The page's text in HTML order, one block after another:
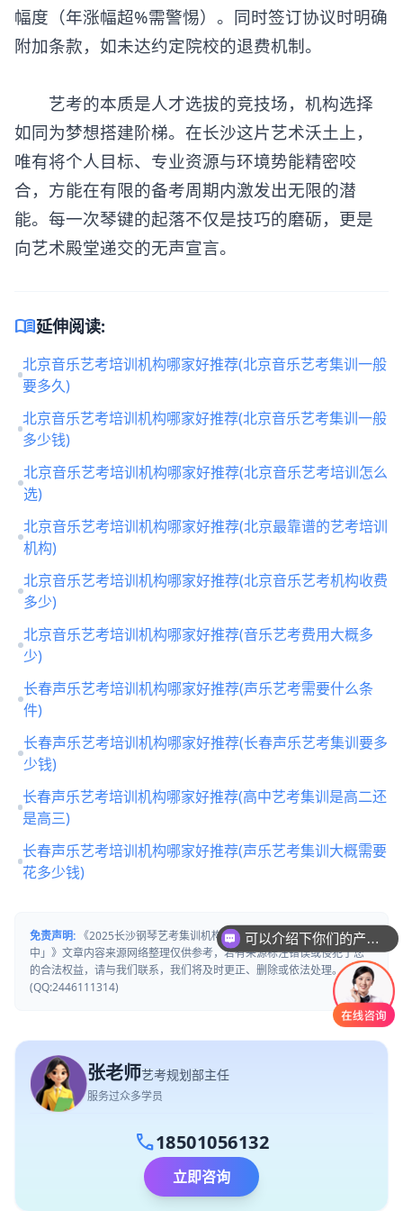
幅度（年涨幅超%需警惕）。同时签订协议时明确
附加条款，如未达约定院校的退费机制。
艺考的本质是人才选拔的竞技场，机构选择
如同为梦想搭建阶梯。在长沙这片艺术沃土上，
唯有将个人目标、专业资源与环境势能精密咬
合，方能在有限的备考周期内激发出无限的潜
能。每一次琴键的起落不仅是技巧的磨砺，更是
向艺术殿堂递交的无声宣言。
menu_book延伸阅读:
北京音乐艺考培训机构哪家好推荐(北京音乐艺考集训一般
要多久)
北京音乐艺考培训机构哪家好推荐(北京音乐艺考集训一般
多少钱)
北京音乐艺考培训机构哪家好推荐(北京音乐艺考培训怎么
选)
北京音乐艺考培训机构哪家好推荐(北京最靠谱的艺考培训
机构)
北京音乐艺考培训机构哪家好推荐(北京音乐艺考机构收费
多少)
北京音乐艺考培训机构哪家好推荐(音乐艺考费用大概多
少)
长春声乐艺考培训机构哪家好推荐(声乐艺考需要什么条
件)
长春声乐艺考培训机构哪家好推荐(长春声乐艺考集训要多
少钱)
长春声乐艺考培训机构哪家好推荐(高中艺考集训是高二还
是高三)
长春声乐艺考培训机构哪家好推荐(声乐艺考集训大概需要
花多少钱)
免责声明: 《2025长沙钢琴艺考集训机构哪家好推荐「考前集训营招生
中」》文章内容来源网络整理仅供参考，若有来源标注错误或侵犯了您
的合法权益，请与我们联系，我们将及时更正、删除或依法处理。
(QQ:2446111314)
张老师艺考规划部主任
服务过众多学员
call18501056132
立即咨询
你们是怎么收费的呢